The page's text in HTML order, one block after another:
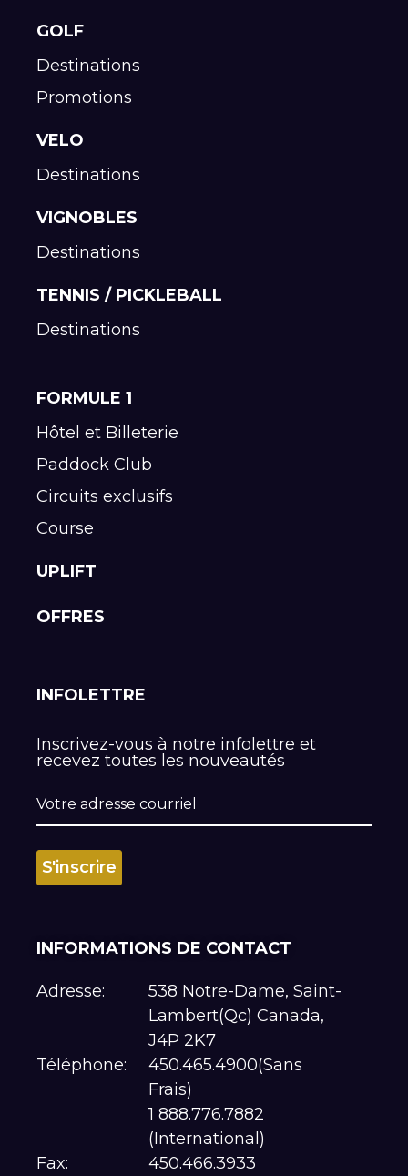
GOLF
Destinations
Promotions
VELO
Destinations
VIGNOBLES
Destinations
TENNIS / PICKLEBALL
Destinations
FORMULE 1
Hôtel et Billeterie
Paddock Club
Circuits exclusifs
Course
UPLIFT
OFFRES
INFOLETTRE
Inscrivez-vous à notre infolettre et
recevez toutes les nouveautés
INFORMATIONS DE CONTACT
Adresse:
538 Notre-Dame, Saint-
Lambert(Qc) Canada,
J4P 2K7
Téléphone:
450.465.4900(Sans
Frais)
1 888.776.7882
(International)
Fax:
450.466.3933